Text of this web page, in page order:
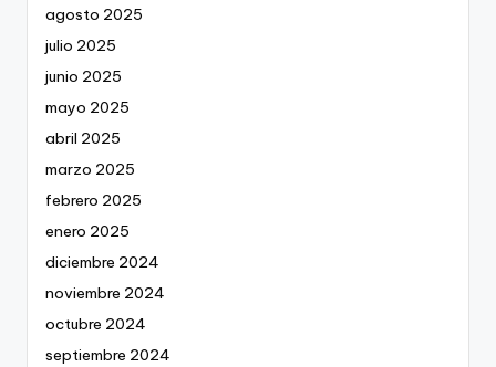
agosto 2025
julio 2025
junio 2025
mayo 2025
abril 2025
marzo 2025
febrero 2025
enero 2025
diciembre 2024
noviembre 2024
octubre 2024
septiembre 2024